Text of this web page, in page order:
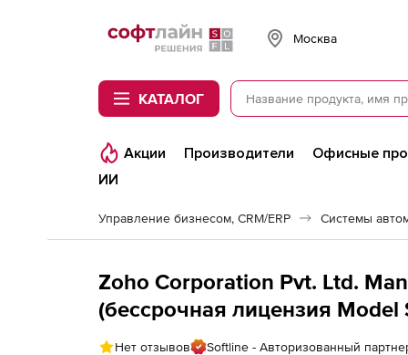
Softline
Москва
КАТАЛОГ
Акции Производители Офисные
ИИ
Управление бизнесом, CRM/ERP Системы
Zoho Corporation Pvt. Ltd.
(бессрочная лицензия
Professional Edition
Нет отзывов
Softline - Авторизованный